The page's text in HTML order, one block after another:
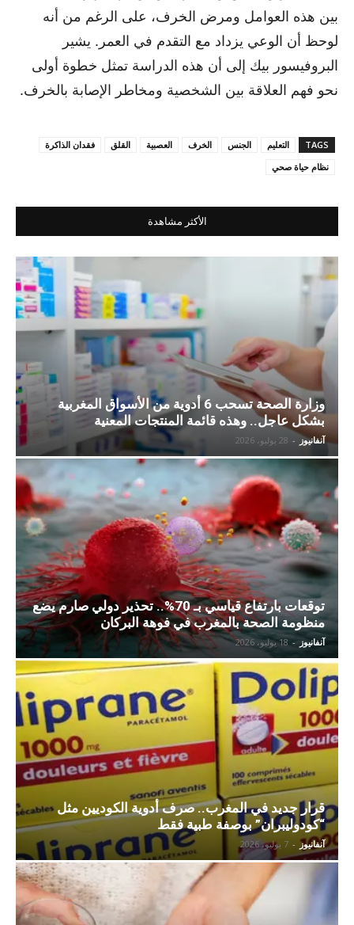
بين هذه العوامل ومرض الخرف، على الرغم من أنه
لوحظ أن الوعي يزداد مع التقدم في العمر. يشير
البروفيسور بيك إلى أن هذه الدراسة تمثل خطوة أولى
نحو فهم العلاقة بين الشخصية ومخاطر الإصابة بالخرف.
TAGS التعليم الجنس الخرف العصبية القلق
فقدان الذاكرة
نظام حياة صحي
الأكثر مشاهدة
وزارة الصحة تسحب 6 أدوية من الأسواق المغربية
بشكل عاجل.. وهذه قائمة المنتجات المعنية
آنفانيوز - 28 يوليو، 2026
توقعات بارتفاع قياسي بـ 70%.. تحذير دولي صارم يضع
منظومة الصحة بالمغرب في فوهة البركان
آنفانيوز - 18 يوليو، 2026
قرار جديد في المغرب.. صرف أدوية الكوديين مثل
“كودوليبران” بوصفة طبية فقط
آنفانيوز - 7 يوليو، 2026